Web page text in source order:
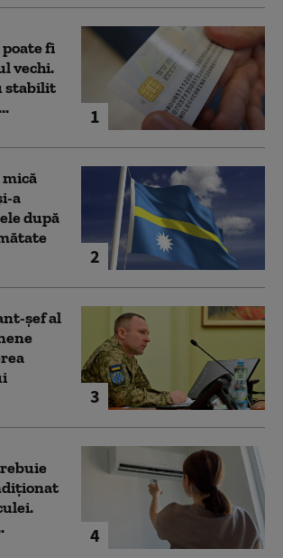
1
poate fi
vechi.
stabilit
2
mică
a
după
3
șef al
4